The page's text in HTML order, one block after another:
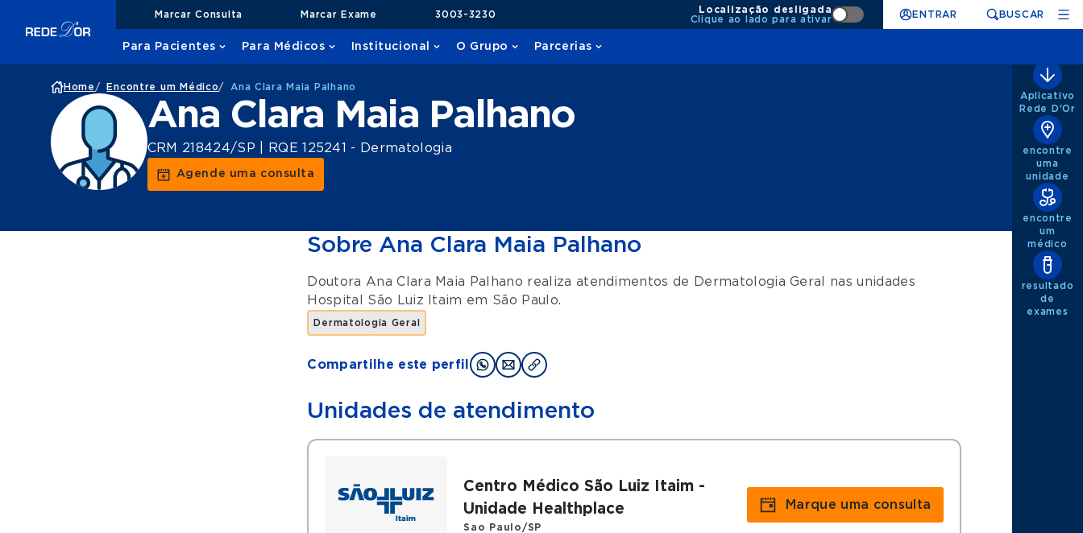
Marcar Consulta Marcar Exame 3003-3230
Localização desligada
Clique ao lado para ativar
ENTRAR BUSCAR
Para Pacientes Para Médicos Institucional O Grupo Parcerias
Home / Encontre um Médico/ Ana Clara Maia Palhano
Ana Clara Maia Palhano
CRM 218424/SP | RQE 125241 - Dermatologia
Agende uma consulta
Sobre Ana Clara Maia Palhano
Doutora Ana Clara Maia Palhano realiza atendimentos de Dermatologia Geral
nas unidades
Hospital São Luiz Itaim em São Paulo.
Dermatologia Geral
Compartilhe este perfil
Unidades de atendimento
Centro Médico São Luiz Itaim -
Unidade Healthplace
Sao Paulo/SP
Marque uma consulta
Aplicativo
Rede D'Or
encontre
uma
unidade
encontre
um
médico
resultado
de
exames